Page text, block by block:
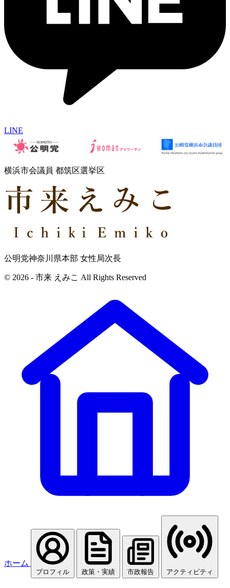
LINE
横浜市会議員 都筑区選挙区
公明党神奈川県本部 女性局次長
© 2026 - 市来 えみこ All Rights Reserved
ホーム
プロフィル 政策・実績 市政報告 アクティビティ